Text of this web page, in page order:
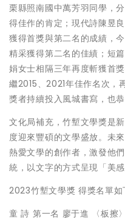
栗縣照南國中萬芳羽同學，
得佳作的肯定；現代詩陳昱
獲得首獎與第二名的成績，
精采獲得第二名的佳績；短
娟女士相隔三年再度斬獲首
繼2015、2021年佳作名次，
獎者持續投入風城書寫，也
文化局補充，竹塹文學獎是
度迎來豐碩的文學盛放。未
熱愛文學的創作者，激發他
統，以文字的方式呈現「美感
2023竹塹文學獎 得獎名單如
童 詩 第一名 廖于進 〈板擦